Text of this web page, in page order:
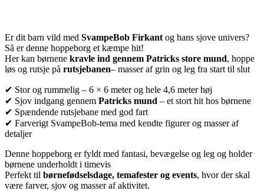
Er dit barn vild med SvampeBob Firkant og hans sjove univers?
Så er denne hoppeborg et kæmpe hit!
Her kan børnene kravle ind gennem Patricks store mund, hoppe
løs og rutsje på rutsjebanen– masser af grin og leg fra start til slut
✔ Stor og rummelig – 6 × 6 meter og hele 4,6 meter høj
✔ Sjov indgang gennem Patricks mund – et stort hit hos børnene
✔ Spændende rutsjebane med god fart
✔ Farverigt SvampeBob-tema med kendte figurer og masser af
detaljer
Denne hoppeborg er fyldt med fantasi, bevægelse og leg og holder
børnene underholdt i timevis
Perfekt til børnefødselsdage, temafester og events, hvor der skal
være farver, sjov og masser af aktivitet.